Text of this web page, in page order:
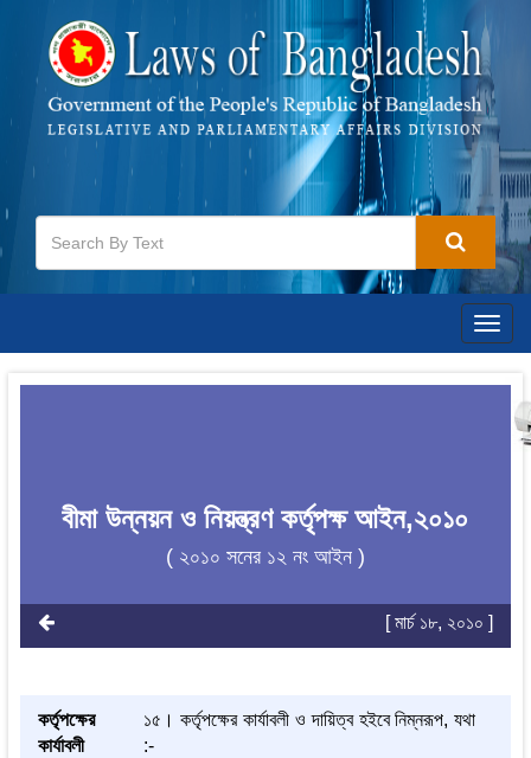
বীমা উন্নয়ন ও নিয়ন্ত্রণ কর্তৃপক্ষ আইন,২০১০
( ২০১০ সনের ১২ নং আইন )
[ মার্চ ১৮, ২০১০ ]
কর্তৃপক্ষের
কার্যাবলী
১৫। কর্তৃপক্ষের কার্যাবলী ও দায়িত্ব হইবে নিম্নরূপ, যথা
:-